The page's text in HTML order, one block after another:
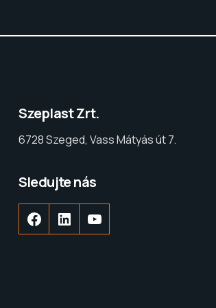
Szeplast Zrt.
6728 Szeged, Vass Mátyás út 7.
Sledujte nás